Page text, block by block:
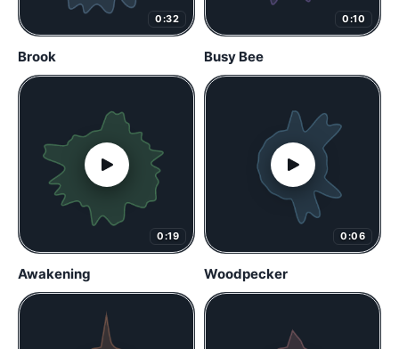
0:32
Brook
0:10
Busy Bee
0:19
Awakening
0:06
Woodpecker